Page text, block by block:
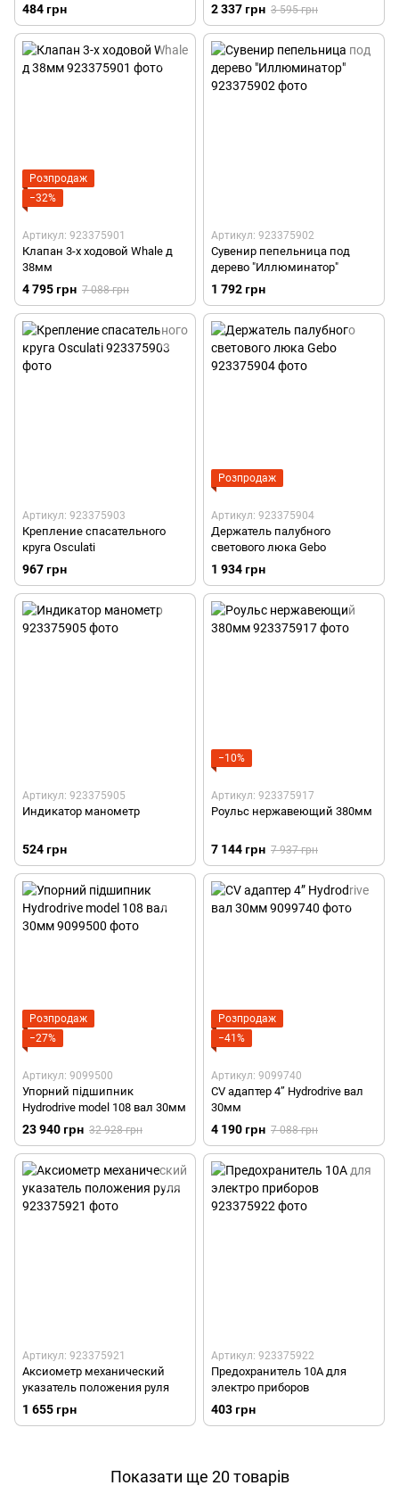
484 грн 2 337 грн 3 595 грн
Розпродаж
−32%
Артикул: 923375901
Клапан 3-х ходовой Whale д
38мм
4 795 грн 7 088 грн
Артикул: 923375902
Сувенир пепельница под
дерево "Иллюминатор"
1 792 грн
Артикул: 923375903
Крепление спасательного
круга Osculati
967 грн
Розпродаж
Артикул: 923375904
Держатель палубного
светового люка Gebo
1 934 грн
Артикул: 923375905
Индикатор манометр
524 грн
−10%
Артикул: 923375917
Роульс нержавеющий 380мм
7 144 грн 7 937 грн
Розпродаж
−27%
Артикул: 9099500
Упорний підшипник
Hydrodrive model 108 вал 30мм
23 940 грн 32 928 грн
Розпродаж
−41%
Артикул: 9099740
СV адаптер 4” Hydrodrive вал
30мм
4 190 грн 7 088 грн
Артикул: 923375921
Аксиометр механический
указатель положения руля
1 655 грн
Артикул: 923375922
Предохранитель 10А для
электро приборов
403 грн
Показати ще 20 товарів